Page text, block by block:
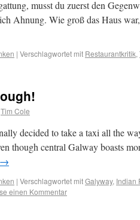
musst du zuerst den
Ahnung. Wie groß das Haus
| Verschlagwortet mit Restaurantkritik,
Tim Cole
decided to take a taxi all the
though central Galway boasts
→
| Verschlagwortet mitGalyway, Indian
einen Kommentar